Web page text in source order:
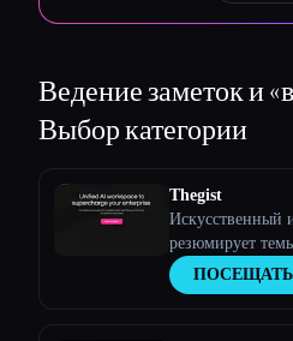
Ведение заметок и
Выбор категории
Thegist
Искусственный
резюмирует
поймите суть
ПОСЕЩАТЬ